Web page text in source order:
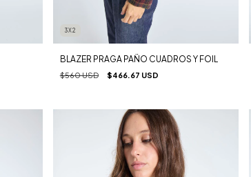
3X2
BLAZER PRAGA PAÑO CUADROS Y FOIL
$560 USD $466.67 USD